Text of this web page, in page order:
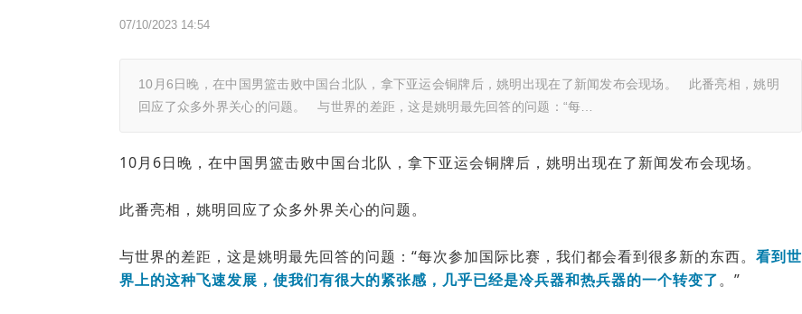
07/10/2023 14:54
10月6日晚，在中国男篮击败中国台北队，拿下亚运会铜牌后，姚明出现在了新闻发布会现场。 此番亮相，姚明
回应了众多外界关心的问题。 与世界的差距，这是姚明最先回答的问题：“每…
10月 6日晚， 在中国男篮击败中国台北队，拿下亚运会铜牌后，姚明出现在了新闻发布会现场。
此番亮相，姚明回应了众多外界关心的问题。
与世界的差距，这是姚明最先回答的问题：“每次参加国际比赛，我们都会看到很多新的东西。 看到世
界上的这种飞速发展，使我们有很大的紧张感，几乎已经是冷兵器和热兵器的一个转变了。”